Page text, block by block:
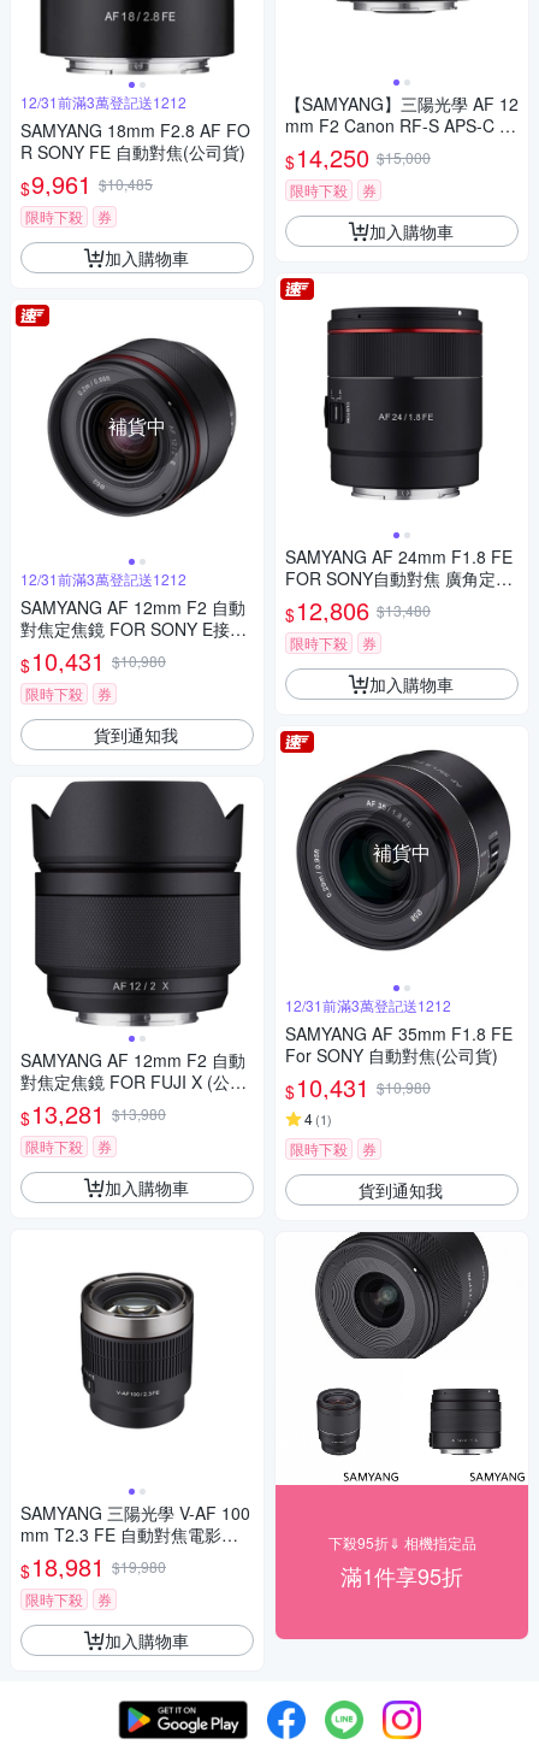
12/31前滿3萬登記送1212
SAMYANG 18mm F2.8 AF FO
R SONY FE 自動對焦(公司貨)
$9,961 $10,485
限時下殺
券
加入購物車
補貨中
12/31前滿3萬登記送1212
SAMYANG AF 12mm F2 自動
對焦定焦鏡 FOR SONY E接環
(公司貨)
$10,431 $10,980
限時下殺
券
貨到通知我
SAMYANG AF 12mm F2 自動
對焦定焦鏡 FOR FUJI X (公司
貨)
$13,281 $13,980
限時下殺
券
加入購物車
SAMYANG 三陽光學 V-AF 100
mm T2.3 FE 自動對焦電影鏡 S
ony FE 公司貨
$18,981 $19,980
限時下殺
券
加入購物車
【SAMYANG】三陽光學 AF 12
mm F2 Canon RF-S APS-C 自
動對焦鏡頭 公司貨
$14,250 $15,000
限時下殺
券
加入購物車
SAMYANG AF 24mm F1.8 FE
FOR SONY自動對焦 廣角定焦
鏡頭 (公司貨)
$12,806 $13,480
限時下殺
券
加入購物車
補貨中
12/31前滿3萬登記送1212
SAMYANG AF 35mm F1.8 FE
For SONY 自動對焦(公司貨)
$10,431 $10,980
4(1)
限時下殺 券
貨到通知我
下殺95折⇓ 相機指定品
滿1件享95折